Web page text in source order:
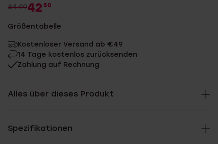
84.9942 50
Größentabelle
Kostenloser Versand ab €49
14 Tage kostenlos zurücksenden
Zahlung auf Rechnung
Alles über dieses Produkt
Spezifikationen